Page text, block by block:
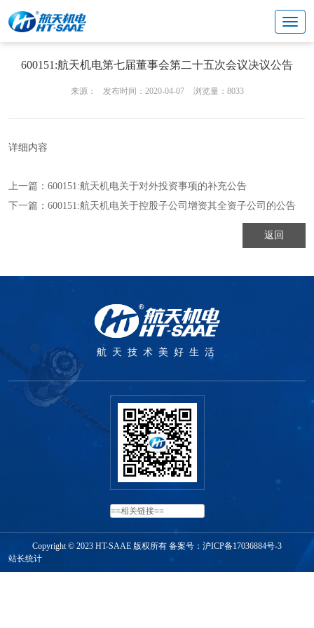
投资者关系
600151:航天机电第七届董事会第二十五次会议决议公告
来源： 发布时间：2020-04-07 浏览量：8033
详细内容
上一篇： 600151:航天机电关于对外投资事项的补充公告
下一篇： 600151:航天机电关于控股子公司增资其全资子公司的公告
返回
航天技术美好生活
Copyright © 2023 HT-SAAE 版权所有 备案号： 沪ICP备17036884号-3
站长统计